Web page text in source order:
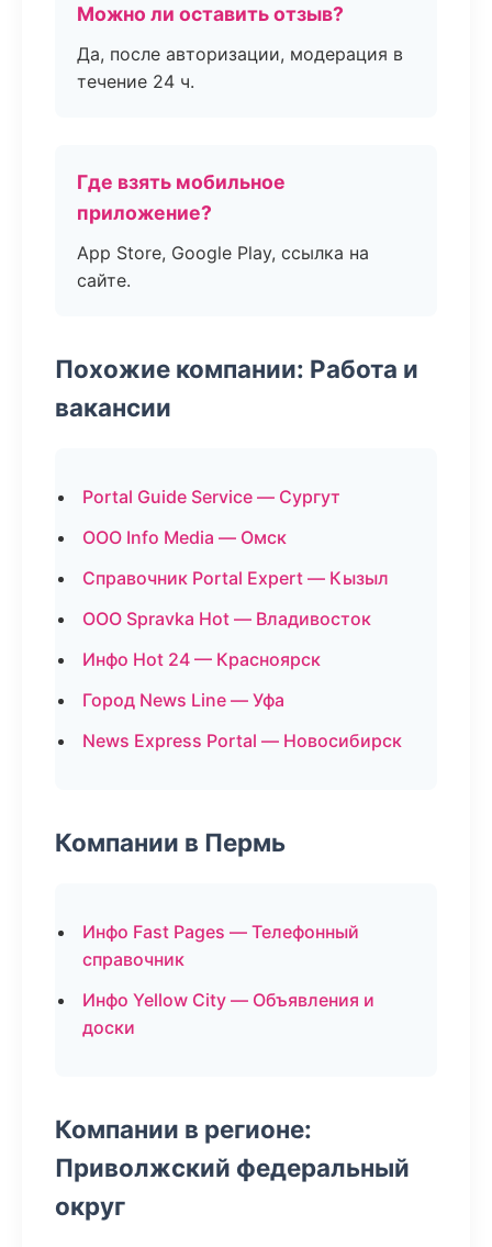
Можно ли оставить отзыв?
Да, после авторизации, модерация в
течение 24 ч.
Где взять мобильное
приложение?
App Store, Google Play, ссылка на
сайте.
Похожие компании: Работа и
вакансии
Portal Guide Service — Сургут
ООО Info Media — Омск
Справочник Portal Expert — Кызыл
ООО Spravka Hot — Владивосток
Инфо Hot 24 — Красноярск
Город News Line — Уфа
News Express Portal — Новосибирск
Компании в Пермь
Инфо Fast Pages — Телефонный
справочник
Инфо Yellow City — Объявления и
доски
Компании в регионе:
Приволжский федеральный
округ